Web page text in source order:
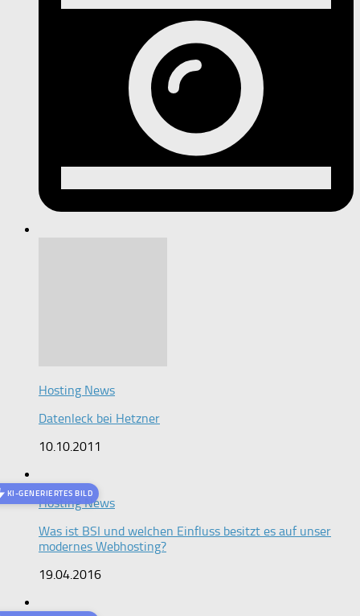
Hosting News
Datenleck bei Hetzner
10.10.2011
KI-GENERIERTES BILD
Hosting News
Was ist BSI und welchen Einfluss besitzt es auf unser
modernes Webhosting?
19.04.2016